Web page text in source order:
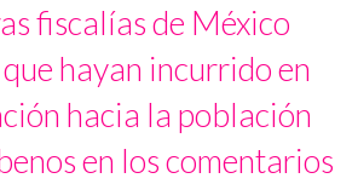
fiscalías de México
hayan incurrido en
hacia la población
en los comentarios